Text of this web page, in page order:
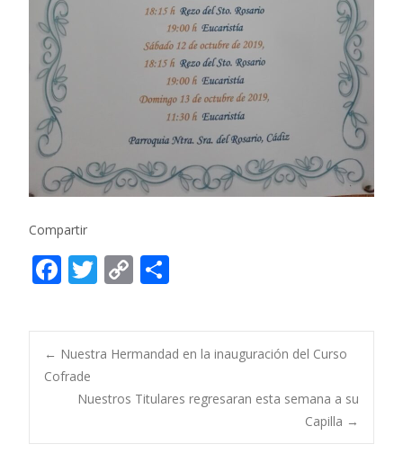
Compartir
F
e
b
o
k
T
itt
er
C
p
y
Li
n
k
m
p
ti
r
Post
navigation
← Nuestra Hermandad en la inauguración del Curso
Cofrade
Nuestros Titulares regresaran esta semana a su
Capilla →